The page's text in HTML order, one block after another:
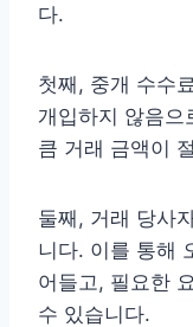
다.
첫째, 중개 수수
개입하지 않음
큼 거래 금액이
둘째, 거래 당사
니다. 이를 통해
어들고, 필요한
수 있습니다.